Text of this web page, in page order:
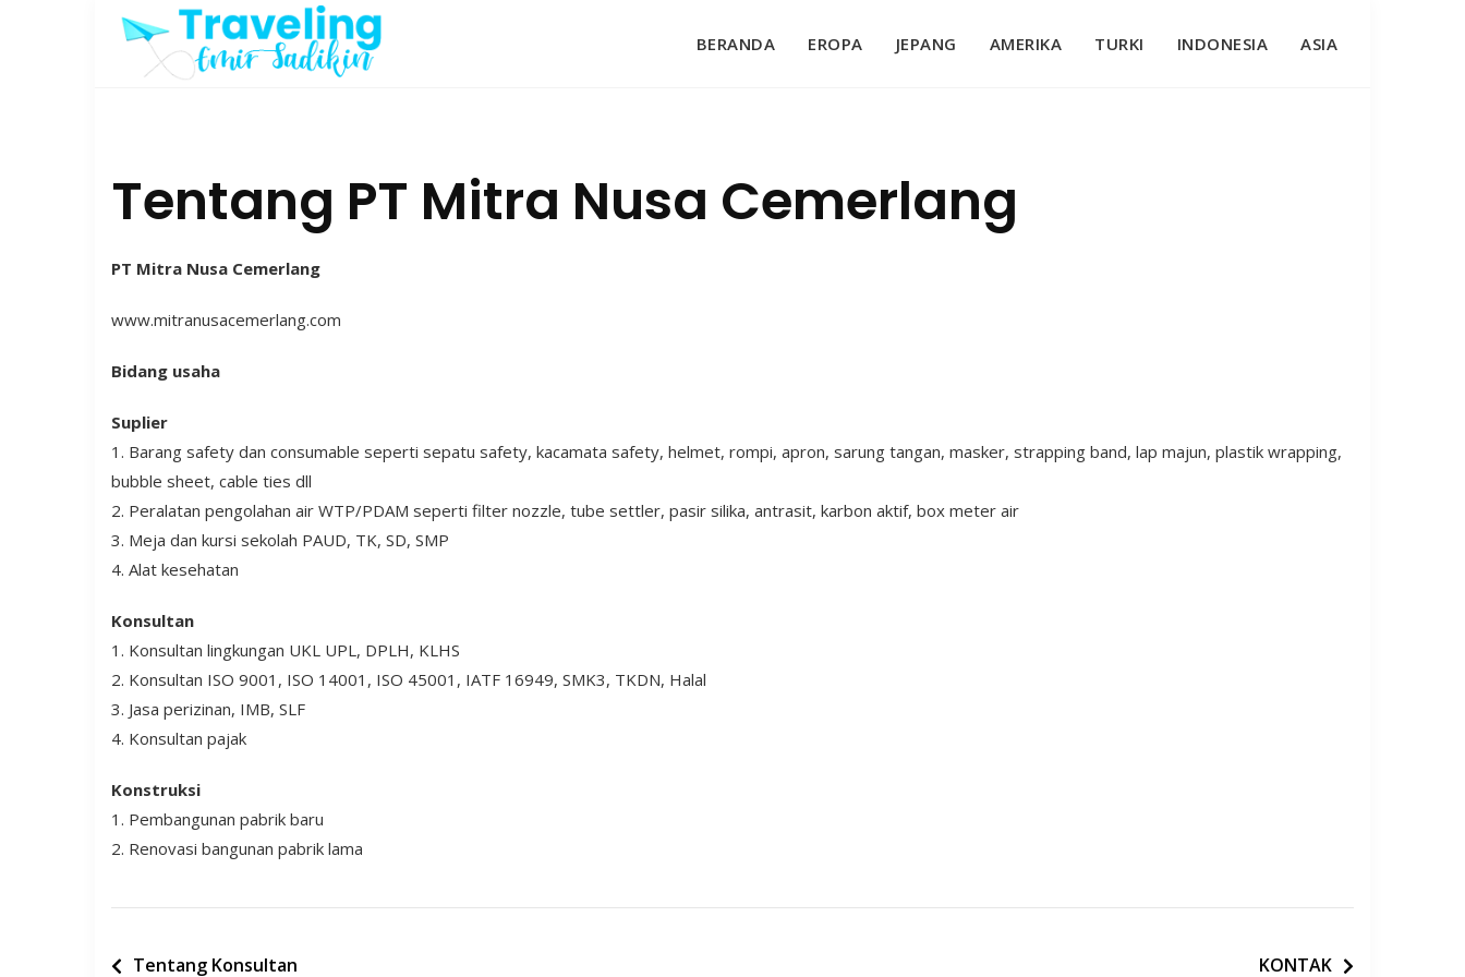
Skip
BERANDA EROPA JEPANG AMERIKA TURKI INDONESIA ASIA
Tentang PT Mitra Nusa Cemerlang
PT Mitra Nusa Cemerlang
www.mitranusacemerlang.com
Bidang usaha
Suplier
1. Barang safety dan consumable seperti sepatu safety, kacamata safety, helmet, rompi, apron, sarung tangan, masker, strapping band, lap majun, plastik wrapping,
bubble sheet, cable ties dll
2. Peralatan pengolahan air WTP/PDAM seperti filter nozzle, tube settler, pasir silika, antrasit, karbon aktif, box meter air
3. Meja dan kursi sekolah PAUD, TK, SD, SMP
4. Alat kesehatan
Konsultan
1. Konsultan lingkungan UKL UPL, DPLH, KLHS
2. Konsultan ISO 9001, ISO 14001, ISO 45001, IATF 16949, SMK3, TKDN, Halal
3. Jasa perizinan, IMB, SLF
4. Konsultan pajak
Konstruksi
1. Pembangunan pabrik baru
2. Renovasi bangunan pabrik lama
Post
Tentang Konsultan KONTAK